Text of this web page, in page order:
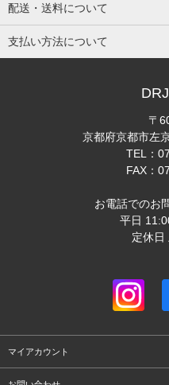
配送・送料について
支払い方法について
〒
京都府京都市左
TEL：
FAX：
お電話でのお
平日
定休日
マイアカウント